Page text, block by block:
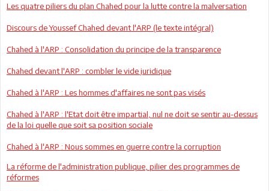
Les quatre piliers du plan Chahed pour la lutte contre la malversation
Discours de Youssef Chahed devant l'ARP (le texte intégral)
Chahed à l'ARP : Consolidation du principe de la transparence
Chahed devant l'ARP : combler le vide juridique
Chahed à l'ARP : Les hommes d'affaires ne sont pas visés
Chahed à l'ARP : l'Etat doit être impartial, nul ne doit se sentir au-dessus
de la loi quelle que soit sa position sociale
Chahed à l'ARP : Nous sommes en guerre contre la corruption
La réforme de l'administration publique, pilier des programmes de
réformes